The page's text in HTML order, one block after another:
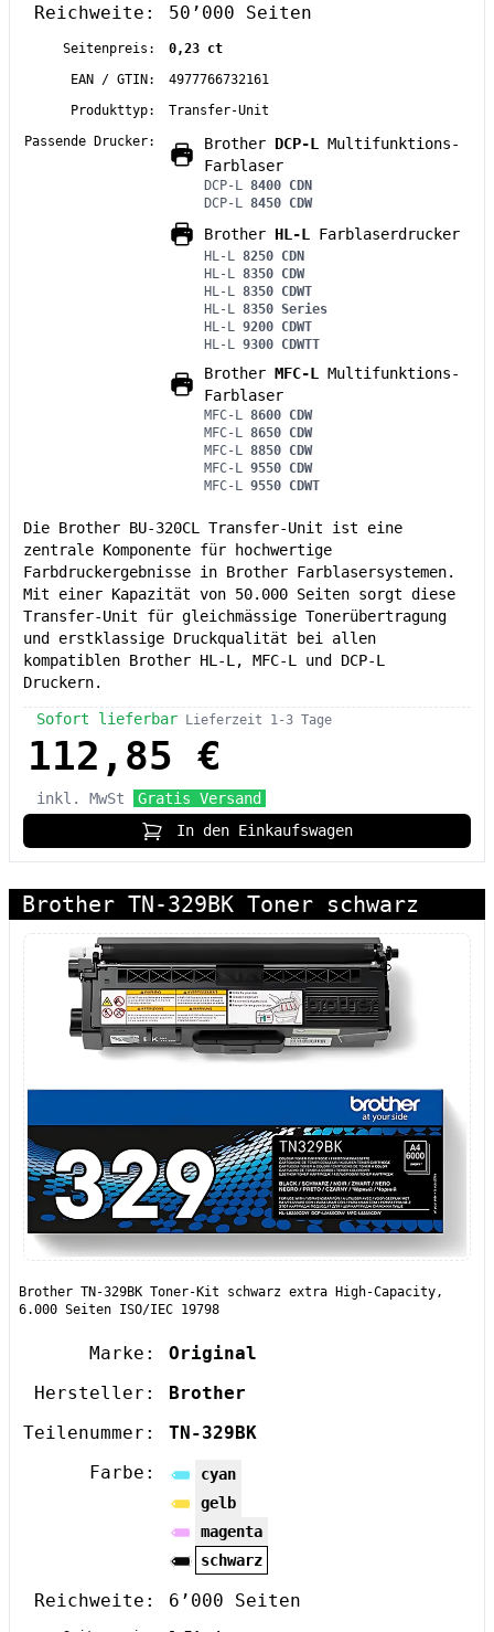
Reichweite:
50’000 Seiten
Seitenpreis:
0,23 ct
EAN / GTIN:
4977766732161
Produkttyp:
Transfer-Unit
Passende Drucker:
Brother DCP-L
Multifunktions-
Farblaser
DCP-L
8400 CDN
DCP-L
8450 CDW
Brother HL-L Farblaserdrucker
HL-L
8250 CDN
HL-L
8350 CDW
HL-L
8350 CDWT
HL-L
8350 Series
HL-L
9200 CDWT
HL-L
9300 CDWTT
Brother MFC-L
Multifunktions-
Farblaser
MFC-L
8600 CDW
MFC-L
8650 CDW
MFC-L
8850 CDW
MFC-L
9550 CDW
MFC-L
9550 CDWT
Die Brother BU-320CL Transfer-Unit ist eine
zentrale Komponente für hochwertige
Farbdruckergebnisse in Brother Farblasersystemen.
Mit einer Kapazität von 50.000 Seiten sorgt diese
Transfer-Unit für gleichmässige Tonerübertragung
und erstklassige Druckqualität bei allen
kompatiblen Brother HL-L, MFC-L und DCP-L
Druckern.
Sofort lieferbar Lieferzeit 1-3 Tage
112,85 €
inkl. MwSt
Gratis Versand
In den Einkaufswagen
Brother TN-329BK Toner schwarz
Brother TN-329BK Toner-Kit schwarz extra High-Capacity,
6.000 Seiten ISO/IEC 19798
Marke:
Original
Hersteller:
Brother
Teilenummer:
TN-329BK
Farbe:
cyan
gelb
magenta
schwarz
Reichweite: 6’000 Seiten